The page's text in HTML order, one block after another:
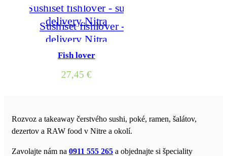
Fish lover
27,45 €
Rozvoz a takeaway čerstvého sushi, poké, ramen, šalátov,
dezertov a RAW food v Nitre a okolí.
Zavolajte nám na 0911 555 265 a objednajte si špeciality